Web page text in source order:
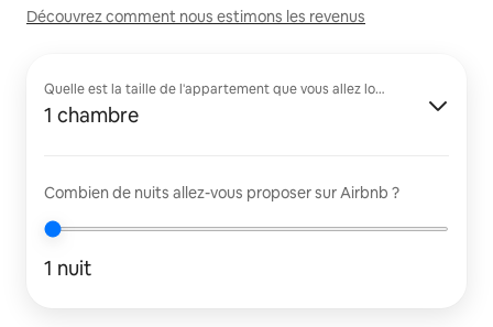
Découvrez comment nous estimons les revenus
Quelle est la taille de l'appartement que vous allez louer ?
1 chambre
Combien de nuits allez-vous proposer sur Airbnb ?
1 nuit